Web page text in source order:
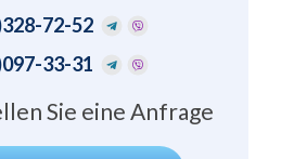
72-52
33-31
Sie eine Anfrage